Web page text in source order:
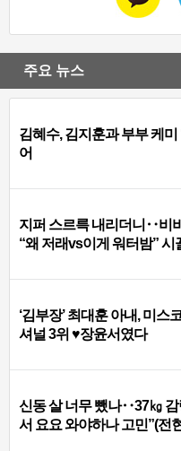
주요 뉴스
김혜수, 김지훈과 부부 케미
어
지퍼 스르륵 내리더니‥비
“왜 저래vs이게 워터밤” 시
‘김부장’ 최대훈 아내, 미스
셔널 3위 ♥장윤서였다
신동 살 너무 뺐나‥37㎏ 감
서 요요 와야하나 고민”(전